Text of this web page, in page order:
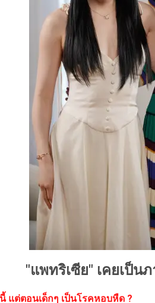
"แพทริเซีย" เคยเป็น
แต่ตอนเด็กๆ เป็นโรคหอบหืด ?